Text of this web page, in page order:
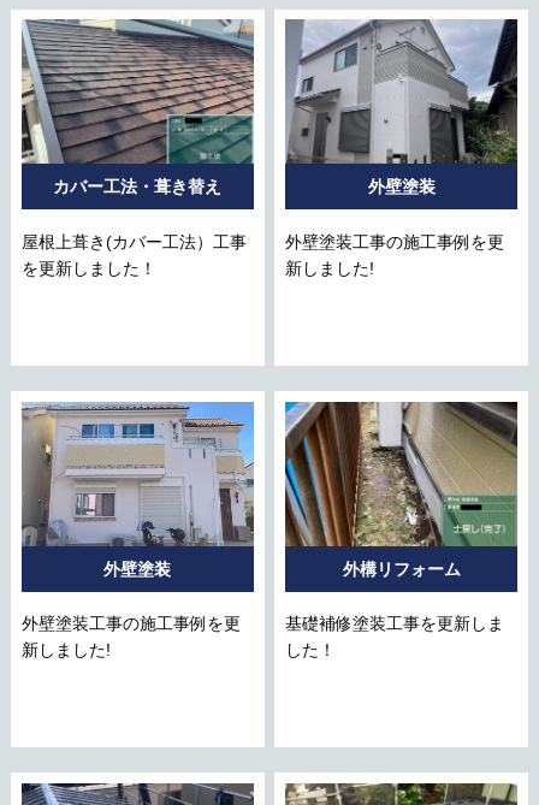
カバー工法・葺き替え
屋根上葺き(カバー工法）工事
を更新しました！
外壁塗装
外壁塗装工事の施工事例を更
新しました!
外壁塗装
外壁塗装工事の施工事例を更
新しました!
外構リフォーム
基礎補修塗装工事を更新しま
した！